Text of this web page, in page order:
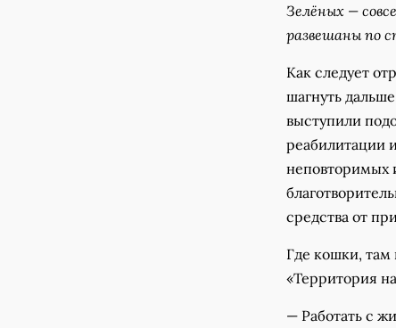
Зелёных —
развешаны по
Как следует
шагнуть
выступили
реабилитации
неповторимых
средства от
Где кошки,
«Территория
— Работать с